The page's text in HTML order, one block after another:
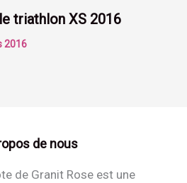
triathlon XS 2016
2016
de nous
de Granit Rose est une